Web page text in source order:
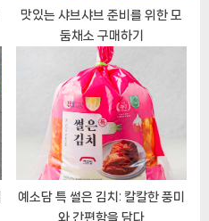
맛있는 샤브샤브 준비를 위한 모
둠채소 구매하기
예소담 특 썰은 김치: 칼칼한 풍미
와 간편함을 담다